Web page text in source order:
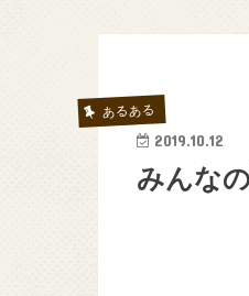
あるある
2019.10.12
みんな